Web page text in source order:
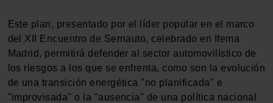
Este plan, presentado por el líder popular en el marco
del XII Encuentro de Sernauto, celebrado en Ifema
Madrid, permitirá defender al sector automovilístico de
los riesgos a los que se enfrenta, como son la evolución
de una transición energética "no planificada" e
"improvisada" o la "ausencia" de una política nacional